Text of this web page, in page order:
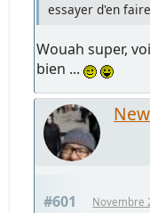
essayer d'en
Wouah super,
bien ...
#601 Novembre